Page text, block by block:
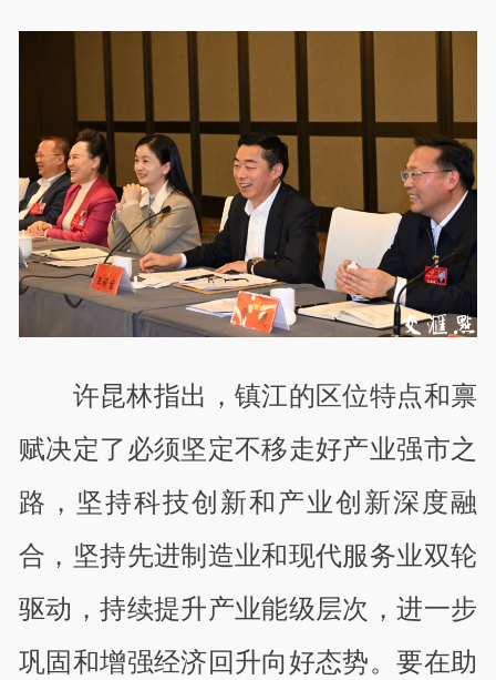
许昆林指出，镇江的区位特点和禀
赋决定了必须坚定不移走好产业强市之
路，坚持科技创新和产业创新深度融
合，坚持先进制造业和现代服务业双轮
驱动，持续提升产业能级层次，进一步
巩固和增强经济回升向好态势。要在助